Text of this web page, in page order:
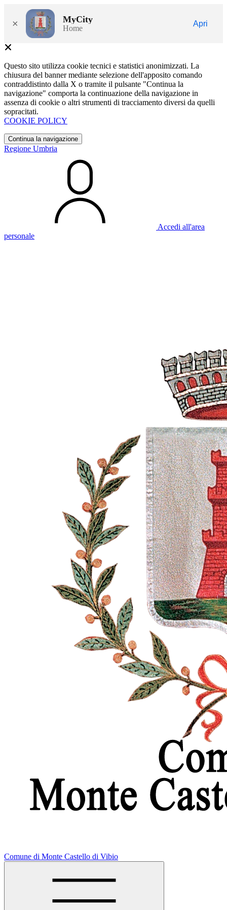
× MyCity
Home
Apri
Questo sito utilizza cookie tecnici e statistici anonimizzati. La
chiusura del banner mediante selezione dell'apposito comando
contraddistinto dalla X o tramite il pulsante "Continua la
navigazione" comporta la continuazione della navigazione in
assenza di cookie o altri strumenti di tracciamento diversi da quelli
sopracitati.
COOKIE POLICY
Continua la navigazione
Regione Umbria
Accedi all'area
personale
Comune di Monte Castello di Vibio